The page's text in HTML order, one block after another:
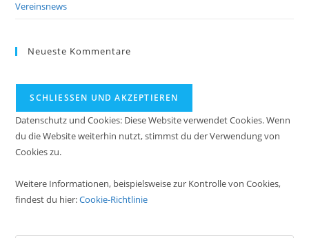
Vereinsnews
Neueste Kommentare
Datenschutz und Cookies: Diese Website verwendet Cookies. Wenn
du die Website weiterhin nutzt, stimmst du der Verwendung von
Cookies zu.
Weitere Informationen, beispielsweise zur Kontrolle von Cookies,
findest du hier:Cookie-Richtlinie